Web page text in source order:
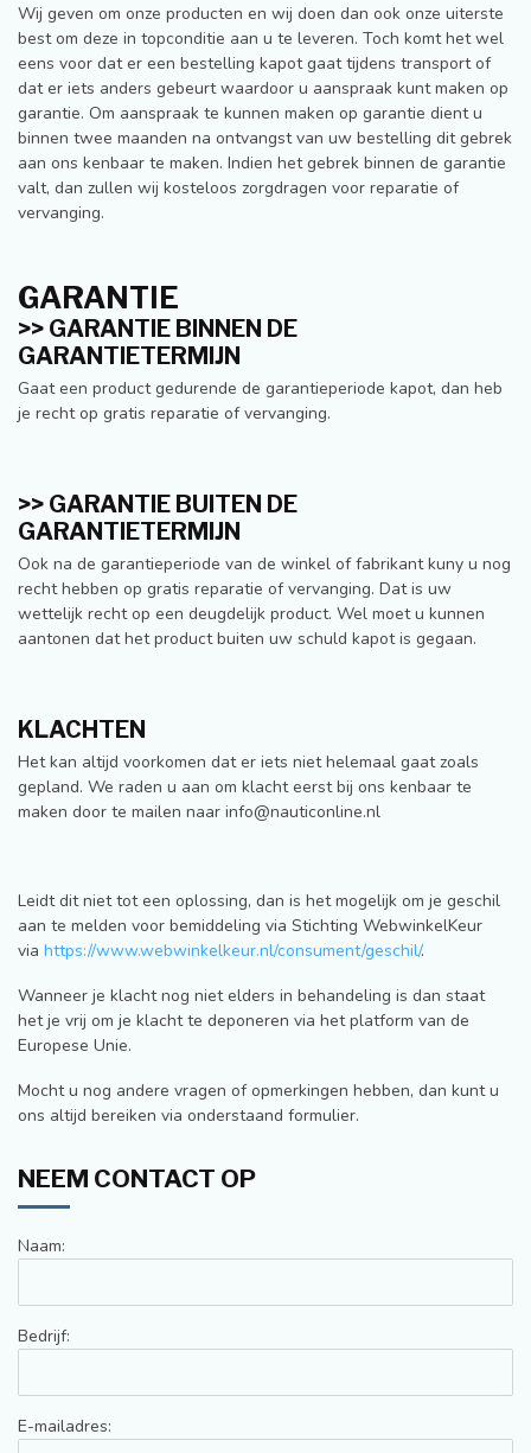
Wij geven om onze producten en wij doen dan ook onze uiterste
best om deze in topconditie aan u te leveren. Toch komt het wel
eens voor dat er een bestelling kapot gaat tijdens transport of
dat er iets anders gebeurt waardoor u aanspraak kunt maken op
garantie. Om aanspraak te kunnen maken op garantie dient u
binnen twee maanden na ontvangst van uw bestelling dit gebrek
aan ons kenbaar te maken. Indien het gebrek binnen de garantie
valt, dan zullen wij kosteloos zorgdragen voor reparatie of
vervanging.
GARANTIE
>> GARANTIE BINNEN DE
GARANTIETERMIJN
Gaat een product gedurende de garantieperiode kapot, dan heb
je recht op gratis reparatie of vervanging.
>> GARANTIE BUITEN DE
GARANTIETERMIJN
Ook na de garantieperiode van de winkel of fabrikant kuny u nog
recht hebben op gratis reparatie of vervanging. Dat is uw
wettelijk recht op een deugdelijk product. Wel moet u kunnen
aantonen dat het product buiten uw schuld kapot is gegaan.
KLACHTEN
Het kan altijd voorkomen dat er iets niet helemaal gaat zoals
gepland. We raden u aan om klacht eerst bij ons kenbaar te
maken door te mailen naar info@nauticonline.nl
Leidt dit niet tot een oplossing, dan is het mogelijk om je geschil
aan te melden voor bemiddeling via Stichting WebwinkelKeur
via https://www.webwinkelkeur.nl/consument/geschil/.
Wanneer je klacht nog niet elders in behandeling is dan staat
het je vrij om je klacht te deponeren via het platform van de
Europese Unie.
Mocht u nog andere vragen of opmerkingen hebben, dan kunt u
ons altijd bereiken via onderstaand formulier.
NEEM CONTACT OP
Naam:
Bedrijf:
E-mailadres: